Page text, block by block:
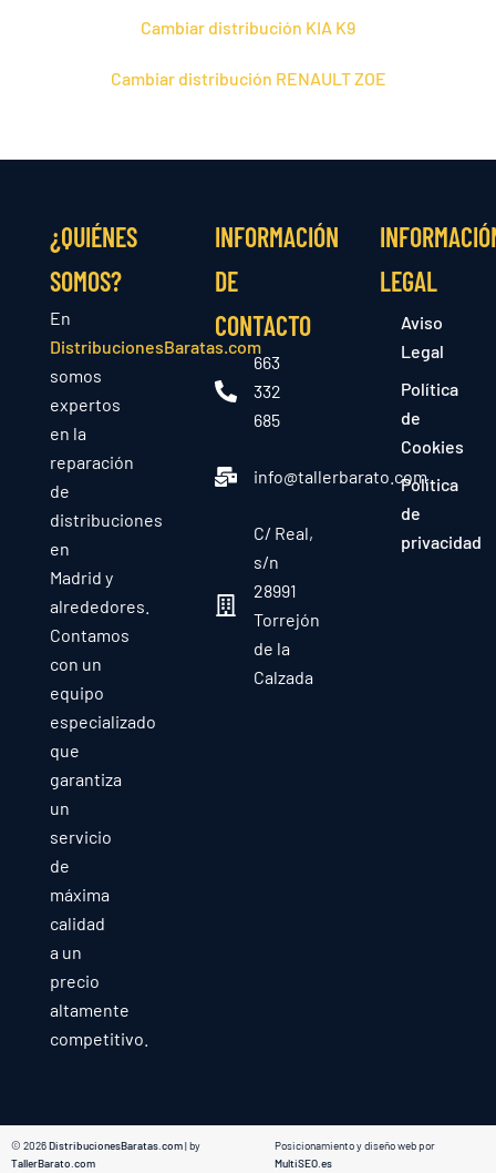
Cambiar distribución KIA K9
Cambiar distribución RENAULT ZOE
¿QUIÉNES
SOMOS?
En
DistribucionesBaratas.com
somos
expertos
en la
reparación
de
distribuciones
en
Madrid y
alrededores.
Contamos
con un
equipo
especializado
que
garantiza
un
servicio
de
máxima
calidad
a un
precio
altamente
competitivo.
INFORMACIÓN
DE
CONTACTO
663
332
685
info@tallerbarato.com
C/ Real,
s/n
28991
Torrejón
de la
Calzada
LEGAL
Aviso
Legal
Política
de
Cookies
Política
de
privacidad
© 2026DistribucionesBaratas.com| by
TallerBarato.com
Posicionamiento y diseño web por
MultiSEO.es